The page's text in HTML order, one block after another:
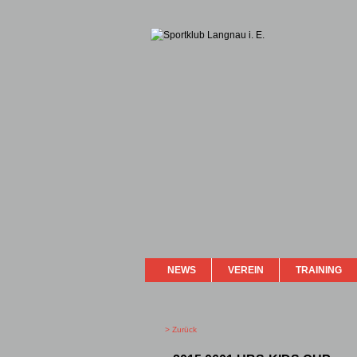
NEWS VEREIN TRAINING
> Zurück